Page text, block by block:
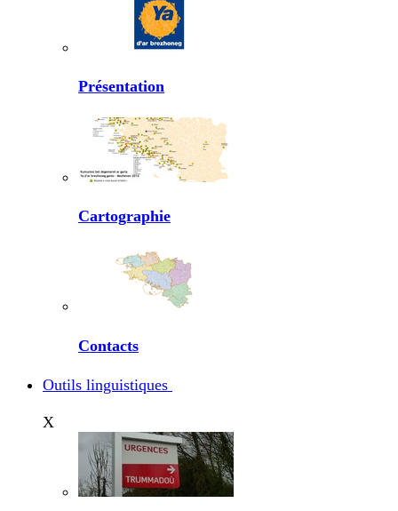
Présentation
Cartographie
Contacts
Outils linguistiques
X